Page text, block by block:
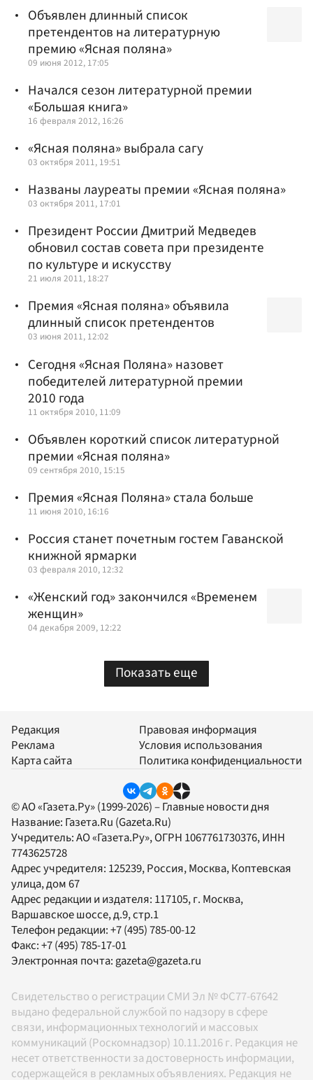
Объявлен длинный список
претендентов на литературную
премию «Ясная поляна»
09 июня 2012, 17:05
Начался сезон литературной премии
«Большая книга»
16 февраля 2012, 16:26
«Ясная поляна» выбрала сагу
03 октября 2011, 19:51
Названы лауреаты премии «Ясная поляна»
03 октября 2011, 17:01
Президент России Дмитрий Медведев
обновил состав совета при президенте
по культуре и искусству
21 июля 2011, 18:27
Премия «Ясная поляна» объявила
длинный список претендентов
03 июня 2011, 12:02
Сегодня «Ясная Поляна» назовет
победителей литературной премии
2010 года
11 октября 2010, 11:09
Объявлен короткий список литературной
премии «Ясная поляна»
09 сентября 2010, 15:15
Премия «Ясная Поляна» стала больше
11 июня 2010, 16:16
Россия станет почетным гостем Гаванской
книжной ярмарки
03 февраля 2010, 12:32
«Женский год» закончился «Временем
женщин»
04 декабря 2009, 12:22
Показать еще
Редакция
Реклама
Карта сайта
Правовая информация
Условия использования
Политика конфиденциальности
© АО «Газета.Ру» (1999-2026) – Главные новости дня
Название: Газета.Ru (Gazeta.Ru)
Учредитель:АО «Газета.Ру», ОГРН 1067761730376, ИНН
7743625728
Адрес учредителя: 125239, Россия, Москва, Коптевская
улица, дом 67
Адрес редакции и издателя: 117105, г. Москва,
Варшавское шоссе, д.9, стр.1
Телефон редакции:+7 (495) 785-00-12
Факс:+7 (495) 785-17-01
Электронная почта:gazeta@gazeta.ru
Свидетельство о регистрации СМИ Эл № ФС77-67642
выдано федеральной службой по надзору в сфере
связи, информационных технологий и массовых
коммуникаций (Роскомнадзор) 10.11.2016 г. Редакция не
несет ответственности за достоверность информации,
содержащейся в рекламных объявлениях. Редакция не